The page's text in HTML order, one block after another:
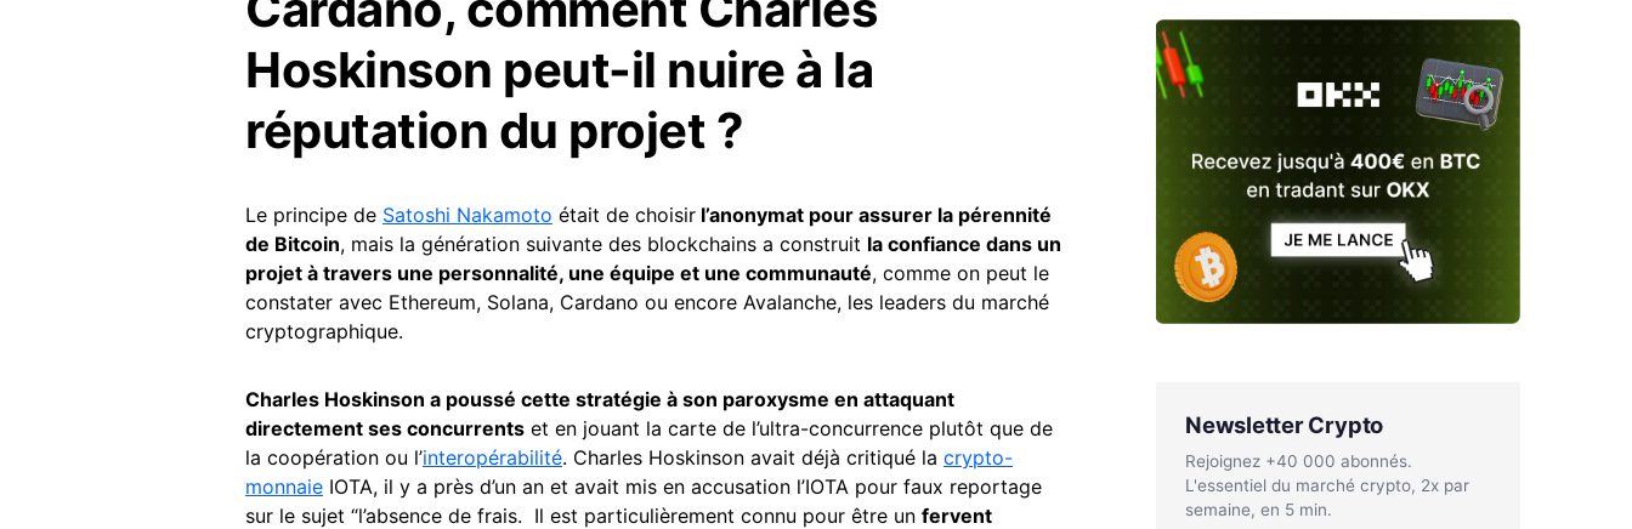
Hoskinson peut-il nuire à la
réputation du projet ?
Le principe de Satoshi Nakamoto était de choisir l’anonymat pour assurer la pérennité
de Bitcoin, mais la génération suivante des blockchains a construit la confiance dans un
projet à travers une personnalité, une équipe et une communauté, comme on peut le
constater avec Ethereum, Solana, Cardano ou encore Avalanche, les leaders du marché
cryptographique.
Charles Hoskinson a poussé cette stratégie à son paroxysme en attaquant
directement ses concurrents et en jouant la carte de l’ultra-concurrence plutôt que de
la coopération ou l’interopérabilité. Charles Hoskinson avait déjà critiqué la crypto-
monnaie IOTA, il y a près d’un an et avait mis en accusation l’IOTA pour faux reportage
sur le sujet “l’absence de frais. Il est particulièrement connu pour être un fervent
Newsletter Crypto
Rejoignez +40 000 abonnés.
L'essentiel du marché crypto, 2x par
semaine, en 5 min.